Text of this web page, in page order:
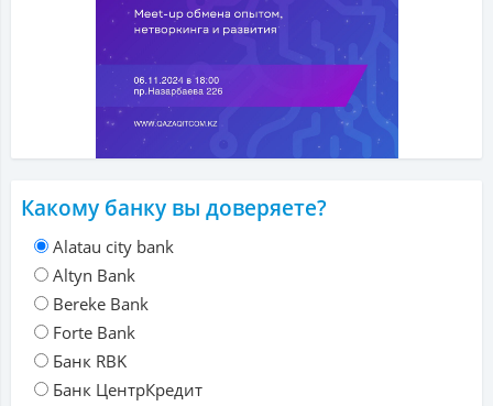
Какому банку вы доверяете?
Alatau city bank
Altyn Bank
Bereke Bank
Forte Bank
Банк RBK
Банк ЦентрКредит